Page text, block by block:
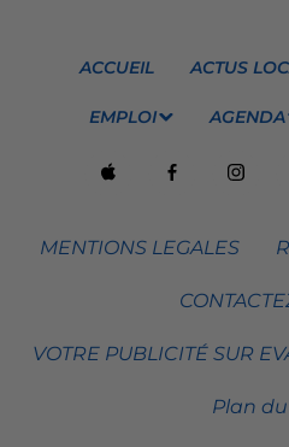
ACCUEIL ACTUS
EMPLOI AGENDA
MENTIONS LEGALES
VOTRE PUBLICITÉ SUR
Plan